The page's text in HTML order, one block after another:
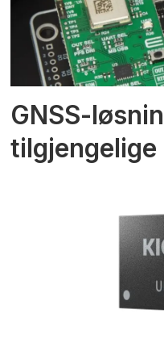
GNSS-
tilgjengelige